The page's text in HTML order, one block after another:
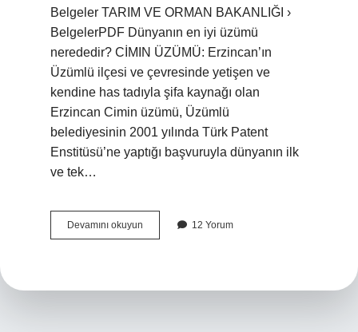
Belgeler TARIM VE ORMAN BAKANLIĞI ›
BelgelerPDF Dünyanın en iyi üzümü
nerededir? CİMIN ÜZÜMÜ: Erzincan’ın
Üzümlü ilçesi ve çevresinde yetişen ve
kendine has tadıyla şifa kaynağı olan
Erzincan Cimin üzümü, Üzümlü
belediyesinin 2001 yılında Türk Patent
Enstitüsü’ne yaptığı başvuruyla dünyanın ilk
ve tek…
Devamını okuyun Türkiyenin
En
12 Yorum